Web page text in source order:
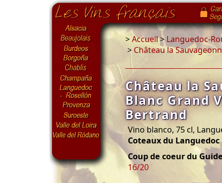
>Accueil>Languedoc-
> Château la
Château la
Blanc Grand
Bertrand
Vino blanco, 75 cl,
Coteaux du Languedoc
Coup de coeur du
16/20